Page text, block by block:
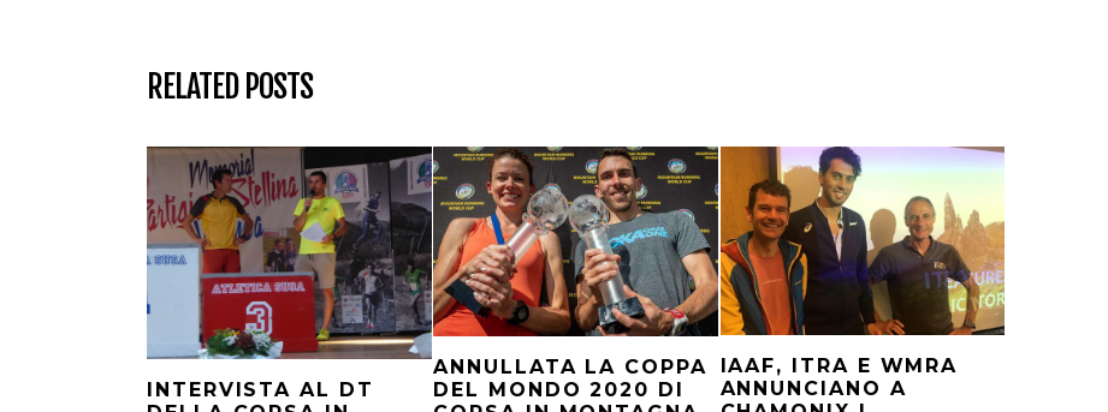
RELATED POSTS
INTERVISTA AL DT
ANNULLATA LA COPPA
DEL MONDO 2020 DI
IAAF, ITRA E WMRA
ANNUNCIANO A